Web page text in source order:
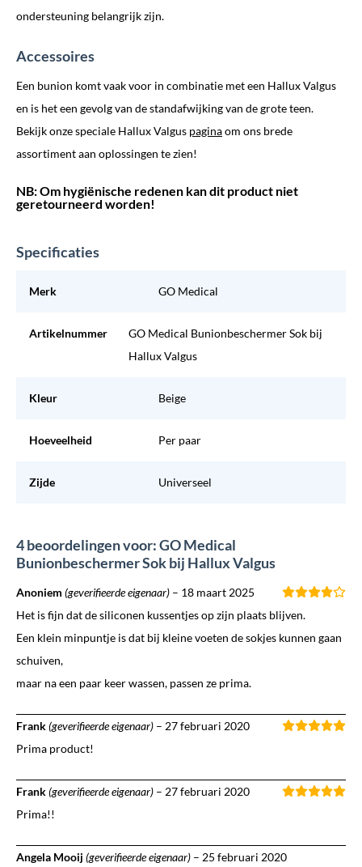
ondersteuning belangrijk zijn.
Accessoires
Een bunion komt vaak voor in combinatie met een Hallux Valgus
en is het een gevolg van de standafwijking van de grote teen.
Bekijk onze speciale Hallux Valgus paginaom ons brede
assortiment aan oplossingen te zien!
NB: Om hygiënische redenen kan dit product niet
geretourneerd worden!
Specificaties
Merk GO Medical
Artikelnummer
GO Medical Bunionbeschermer Sok bij
Hallux Valgus
Kleur Beige
Hoeveelheid Per paar
Zijde Universeel
4 beoordelingen voor: GO Medical
Bunionbeschermer Sok bij Hallux Valgus
Anoniem (geverifieerde eigenaar) – 18 maart 2025
Het is fijn dat de siliconen kussentjes op zijn plaats blijven.
Een klein minpuntje is dat bij kleine voeten de sokjes kunnen gaan
schuiven,
maar na een paar keer wassen, passen ze prima.
Frank(geverifieerde eigenaar) – 27 februari 2020
Prima product!
Frank(geverifieerde eigenaar) – 27 februari 2020
Prima!!
Angela Mooij (geverifieerde eigenaar) – 25 februari 2020